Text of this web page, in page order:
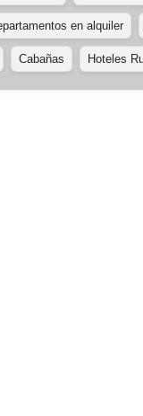
en alquiler
Cabañas Hoteles